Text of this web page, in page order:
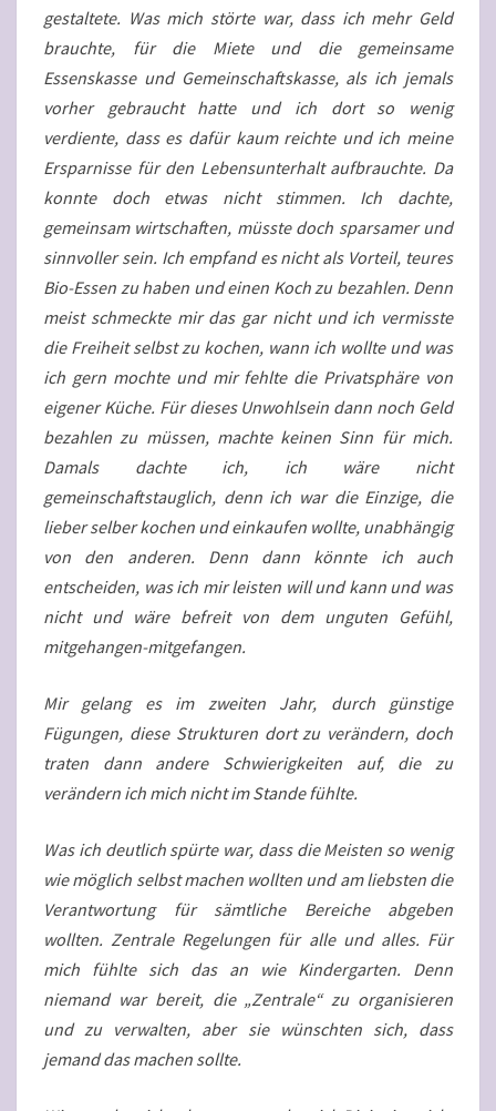
gestaltete. Was mich störte war, dass ich mehr Geld
brauchte, für die Miete und die gemeinsame
Essenskasse und Gemeinschaftskasse, als ich jemals
vorher gebraucht hatte und ich dort so wenig
verdiente, dass es dafür kaum reichte und ich meine
Ersparnisse für den Lebensunterhalt aufbrauchte. Da
konnte doch etwas nicht stimmen. Ich dachte,
gemeinsam wirtschaften, müsste doch sparsamer und
sinnvoller sein. Ich empfand es nicht als Vorteil, teures
Bio-Essen zu haben und einen Koch zu bezahlen. Denn
meist schmeckte mir das gar nicht und ich vermisste
die Freiheit selbst zu kochen, wann ich wollte und was
ich gern mochte und mir fehlte die Privatsphäre von
eigener Küche. Für dieses Unwohlsein dann noch Geld
bezahlen zu müssen, machte keinen Sinn für mich.
Damals dachte ich, ich wäre nicht
gemeinschaftstauglich, denn ich war die Einzige, die
lieber selber kochen und einkaufen wollte, unabhängig
von den anderen. Denn dann könnte ich auch
entscheiden, was ich mir leisten will und kann und was
nicht und wäre befreit von dem unguten Gefühl,
mitgehangen-mitgefangen.
Mir gelang es im zweiten Jahr, durch günstige
Fügungen, diese Strukturen dort zu verändern, doch
traten dann andere Schwierigkeiten auf, die zu
verändern ich mich nicht im Stande fühlte.
Was ich deutlich spürte war, dass die Meisten so wenig
wie möglich selbst machen wollten und am liebsten die
Verantwortung für sämtliche Bereiche abgeben
wollten. Zentrale Regelungen für alle und alles. Für
mich fühlte sich das an wie Kindergarten. Denn
niemand war bereit, die „Zentrale“ zu organisieren
und zu verwalten, aber sie wünschten sich, dass
jemand das machen sollte.